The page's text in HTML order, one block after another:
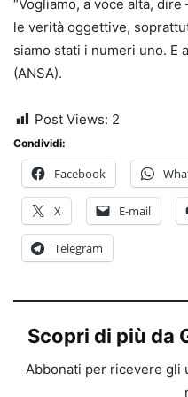
“Vogliamo, a voce alta,
le verità oggettive,
siamo stati i numeri uno. E
(ANSA).
Post Views: 2
Condividi:
Facebook
X E-mail
Telegram
Scopri di più da
Abbonati per ricevere gli